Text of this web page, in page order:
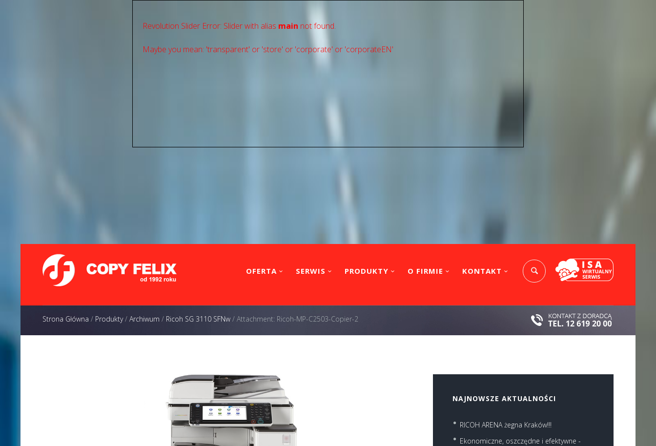
Revolution Slider Error: Slider with alias main not found.
Maybe you mean: 'transparent' or 'store' or 'сorporate' or 'corporateEN'
OFERTA SERWIS PRODUKTY O FIRMIE KONTAKT
Strona Główna / Produkty/ Archiwum / Ricoh SG 3110 SFNw / Attachment: Ricoh-MP-C2503-Copier-2
NAJNOWSZE AKTUALNOŚCI
RICOH ARENA żegna Kraków!!!
Ekonomiczne, oszczędne i efektywne -